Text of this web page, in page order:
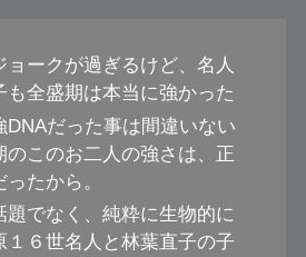
ョークが過ぎるけど、名人
も全盛期は本当に強かった
DNAだった事は間違いない
のこのお二人の強さは、正
たから。
題でなく、純粋に生物的に
１６世名人と林葉直子の子